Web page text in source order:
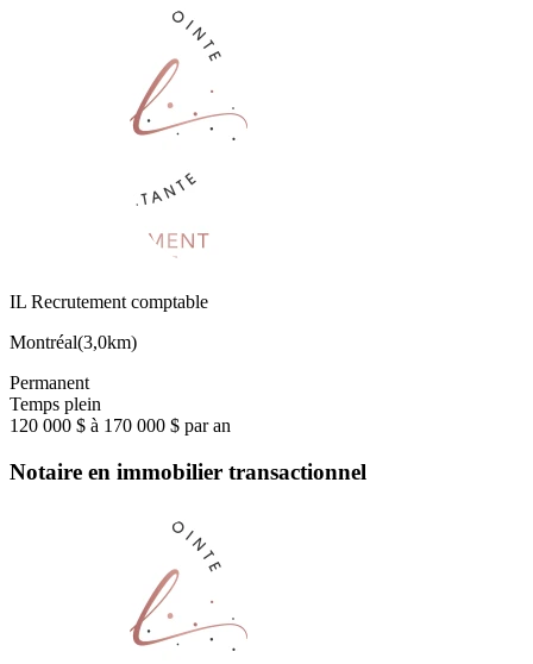
IL Recrutement comptable
Montréal(3,0km)
Permanent
Temps plein
120 000 $ à 170 000 $ par an
Notaire en immobilier transactionnel